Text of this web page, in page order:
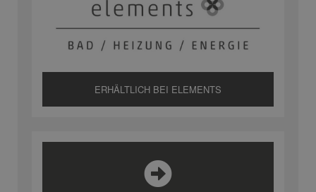
ERHÄLTLICH BEI ELEMENTS